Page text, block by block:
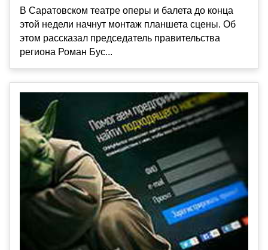
В Саратовском театре оперы и балета до конца
этой недели начнут монтаж планшета сцены. Об
этом рассказал председатель правительства
региона Роман Бус...